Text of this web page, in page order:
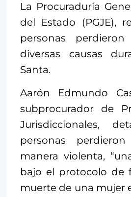
La Procuraduría
del Estado (PGJE),
personas
diversas causas
Santa.
Aarón Edmundo
subprocurador de
Jurisdiccionales,
personas
manera violenta,
bajo el protocolo de
muerte de una mujer